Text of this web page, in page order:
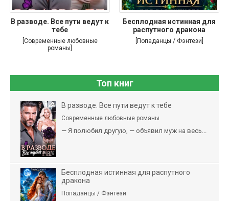
В разводе. Все пути ведут к
тебе
[Современные любовные
романы]
Бесплодная истинная для
распутного дракона
[Попаданцы / Фэнтези]
Топ книг
В разводе. Все пути ведут к тебе
Современные любовные романы
— Я полюбил другую, — объявил муж на весь...
Бесплодная истинная для распутного
дракона
Попаданцы / Фэнтези